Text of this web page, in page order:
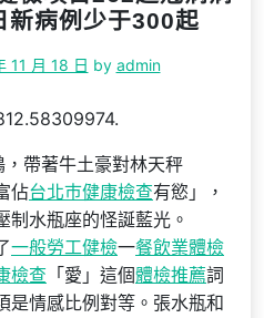
新病例少于300起
11 月 18 日 by admin
，帶著牛土豪對林天秤
佔台北巿健康檢查有慾」，
制水瓶座的怪誕藍光。
一般勞工健檢一餐飲業體檢
檢查 「愛」這個體檢推薦詞
是情感比例對等。張水瓶和